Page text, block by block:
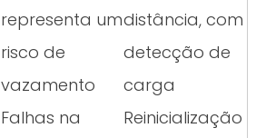
representa um
risco de
vazamento
distância, com
detecção de
carga
Falhas na
Reinicialização